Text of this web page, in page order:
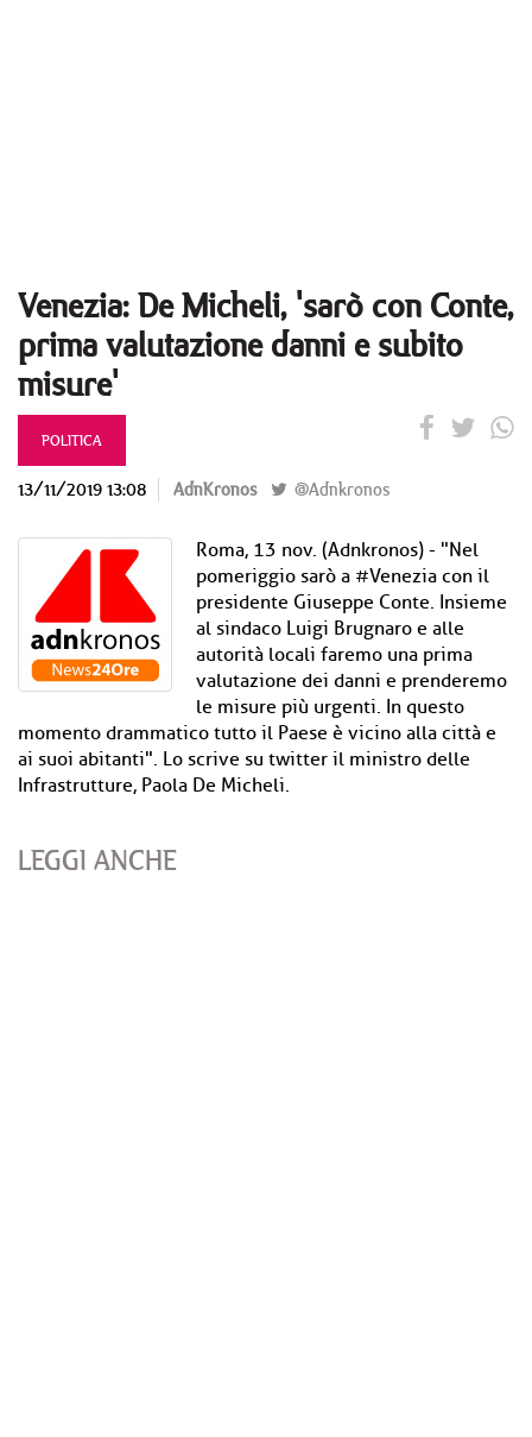
Venezia: De Micheli, 'sarò con Conte,
prima valutazione danni e subito
misure'
POLITICA
13/11/2019 13:08 AdnKronos @Adnkronos
Roma, 13 nov. (Adnkronos) - "Nel
pomeriggio sarò a #Venezia con il
presidente Giuseppe Conte. Insieme
al sindaco Luigi Brugnaro e alle
autorità locali faremo una prima
valutazione dei danni e prenderemo
le misure più urgenti. In questo
momento drammatico tutto il Paese è vicino alla città e
ai suoi abitanti". Lo scrive su twitter il ministro delle
Infrastrutture, Paola De Micheli.
LEGGI ANCHE